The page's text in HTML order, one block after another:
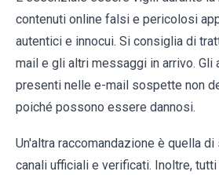
contenuti online falsi e pericolosi
autentici e innocui. Si consiglia di
mail e gli altri messaggi in arrivo. Gli
presenti nelle e-mail sospette non
poiché possono essere dannosi.
Un'altra raccomandazione è quella
canali ufficiali e verificati. Inoltre,